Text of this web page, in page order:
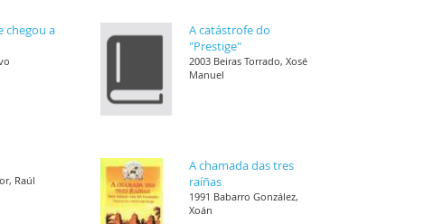
chegou a
A catástrofe do
"Prestige"
2003 Beiras Torrado, Xosé
Manuel
Raúl
A chamada das tres
raíñas
1991 Babarro González,
Xoán